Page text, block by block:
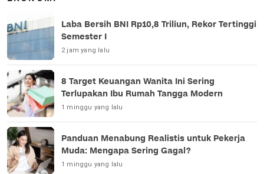
Laba Bersih BNI Rp10,8 Triliun, Rekor Tertinggi
Semester I
2 jam yang lalu
8 Target Keuangan Wanita Ini Sering
Terlupakan Ibu Rumah Tangga Modern
1 minggu yang lalu
Panduan Menabung Realistis untuk Pekerja
Muda: Mengapa Sering Gagal?
1 minggu yang lalu